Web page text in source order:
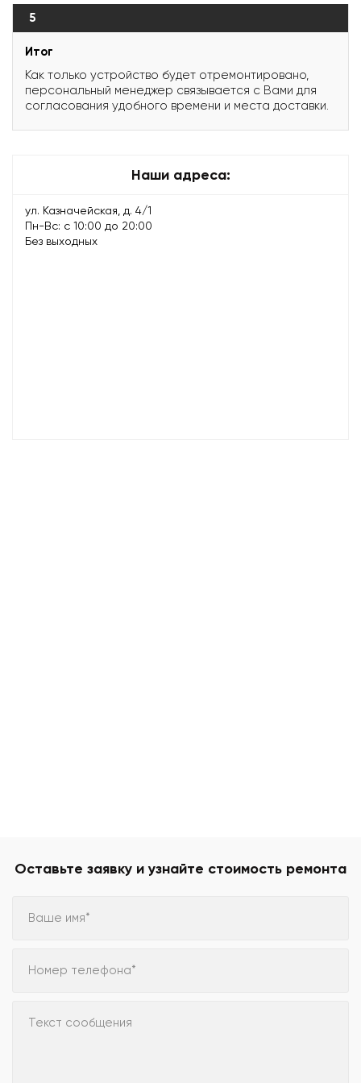
5
Итог
Как только устройство будет отремонтировано,
персональный менеджер связывается с Вами для
согласования удобного времени и места доставки.
Наши адреса:
ул. Казначейская, д. 4/1
Пн-Вс: с 10:00 до 20:00
Без выходных
Оставьте заявку и узнайте стоимость ремонта
Ваше имя*
Номер телефона*
Текст сообщения